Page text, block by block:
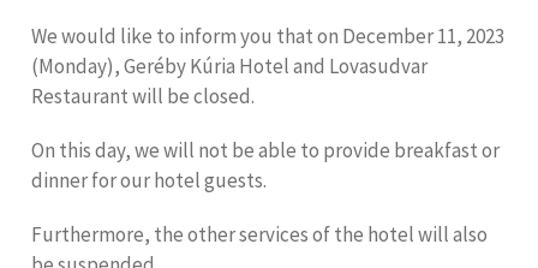
We would like to inform you that on December 11, 2023
(Monday), Geréby Kúria Hotel and Lovasudvar
Restaurant will be closed.
On this day, we will not be able to provide breakfast or
dinner for our hotel guests.
Furthermore, the other services of the hotel will also